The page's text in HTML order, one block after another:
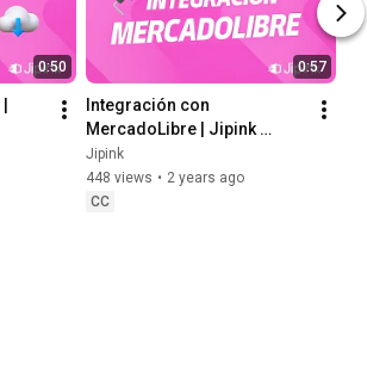
0:50 0:57
Integración con
MercadoLibre | Jipink
Academy
Jipink
448 views • 2 years ago
CC